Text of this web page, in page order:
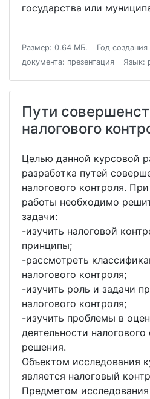
государства или
Размер: 0.64 МБ. Год создания
документа: презентация
Язык:
Пути
налогового
Целью данной курсовой
разработка путей
налогового контроля.
работы необходимо
задачи:
-изучить налоговой
принципы;
-рассмотреть
налогового контроля;
-изучить роль и задачи
налогового контроля;
-изучить проблемы в
деятельности налогового
решения.
Объектом исследования
является налоговый
Предметом исследования